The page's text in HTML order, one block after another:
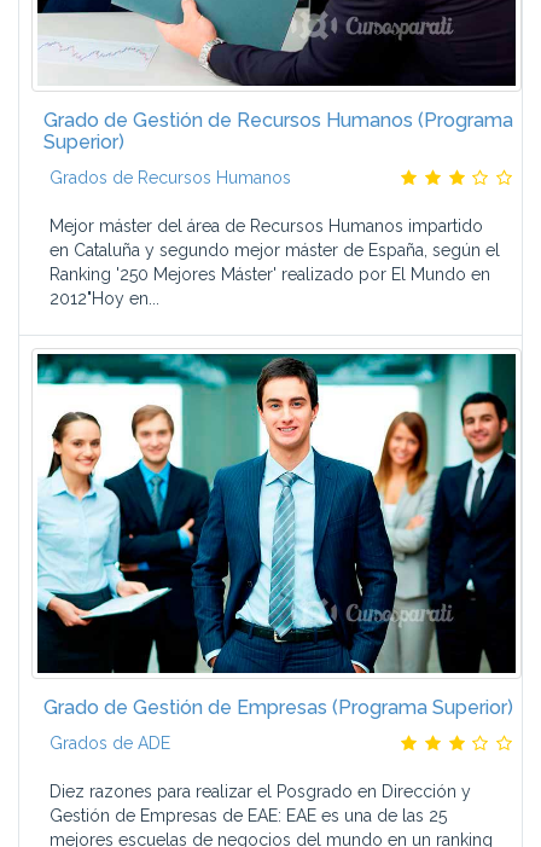
Grado de Gestión de Recursos Humanos (Programa
Superior)
Grados de Recursos Humanos
Mejor máster del área de Recursos Humanos impartido
en Cataluña y segundo mejor máster de España, según el
Ranking '250 Mejores Máster' realizado por El Mundo en
2012"Hoy en...
Grado de Gestión de Empresas (Programa Superior)
Grados de ADE
Diez razones para realizar el Posgrado en Dirección y
Gestión de Empresas de EAE: EAE es una de las 25
mejores escuelas de negocios del mundo en un ranking